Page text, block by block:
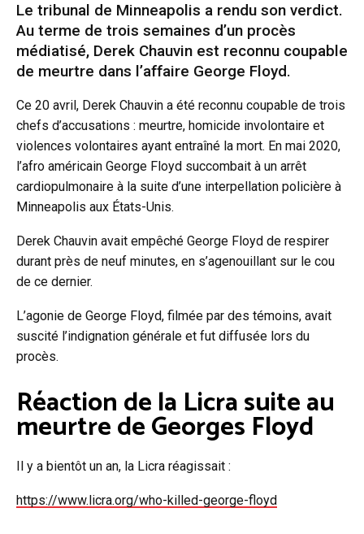
Le tribunal de Minneapolis a rendu son verdict.
Au terme de trois semaines d’un procès
médiatisé, Derek Chauvin est reconnu coupable
de meurtre dans l’affaire George Floyd.
Ce 20 avril, Derek Chauvin a été reconnu coupable de trois
chefs d’accusations : meurtre, homicide involontaire et
violences volontaires ayant entraîné la mort. En mai 2020,
l’afro américain George Floyd succombait à un arrêt
cardiopulmonaire à la suite d’une interpellation policière à
Minneapolis aux États-Unis.
Derek Chauvin avait empêché George Floyd de respirer
durant près de neuf minutes, en s’agenouillant sur le cou
de ce dernier.
L’agonie de George Floyd, filmée par des témoins, avait
suscité l’indignation générale et fut diffusée lors du
procès.
Réaction de la Licra suite au
meurtre de Georges Floyd
Il y a bientôt un an, la Licra réagissait :
https://www.licra.org/who-killed-george-floyd